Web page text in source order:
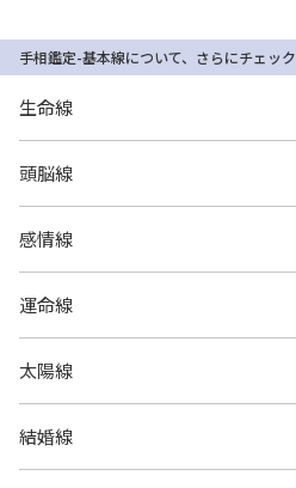
手相鑑定-基本線について、さらにチェック
生命線
頭脳線
感情線
運命線
太陽線
結婚線